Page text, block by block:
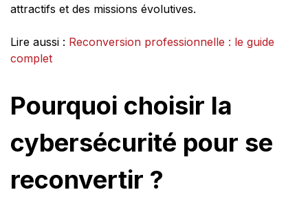
attractifs et des missions évolutives.
Lire aussi : Reconversion professionnelle : le guide
complet
Pourquoi choisir la
cybersécurité pour se
reconvertir ?